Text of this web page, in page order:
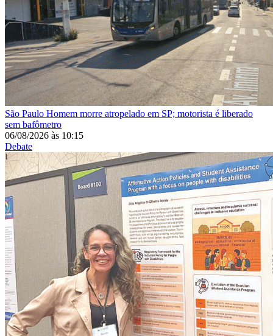
São Paulo Homem morre atropelado em SP; motorista é liberado
sem bafômetro
06/08/2026 às 10:15
Debate